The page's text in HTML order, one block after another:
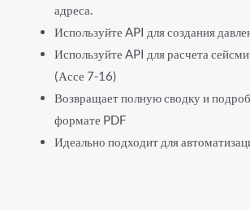
адреса.
Используйте API для создания
Используйте API для расчета
(Ассе 7-16)
Возвращает полную сводку и
формате PDF
Идеально подходит для